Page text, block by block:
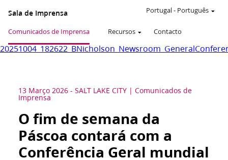
Sala de Imprensa
Comunicados de Imprensa Recursos Contacto
Portugal- Português
13 Março 2026 - SALT LAKE CITY Comunicados de
Imprensa
O fim de semana da
Páscoa contará com a
Conferência Geral mundial